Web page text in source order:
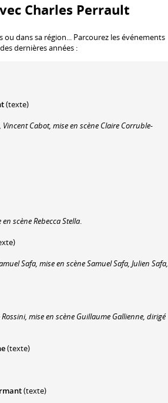
Charles Perrault
ou dans sa région... Parcourez les événements
dernières années :
(texte)
Cabot, mise en scène Claire Corruble-
scène Rebecca Stella.
Safa, mise en scène Samuel Safa, Julien Safa,
mise en scène Guillaume Gallienne, dirigé
(texte)
(texte)